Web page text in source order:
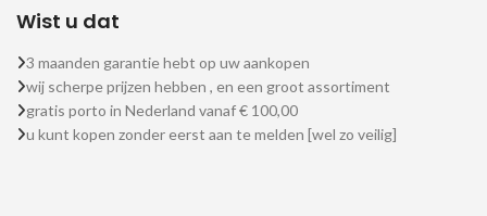
Wist u dat
3 maanden garantie hebt op uw aankopen
wij scherpe prijzen hebben , en een groot assortiment
gratis porto in Nederland vanaf € 100,00
u kunt kopen zonder eerst aan te melden [wel zo veilig]